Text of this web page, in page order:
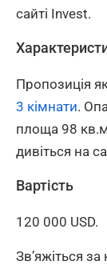
сайті Invest.
Пропозиція
3 кімнати.
площа 98
дивіться на
Вартість
120 000 USD.
Зв’яжіться